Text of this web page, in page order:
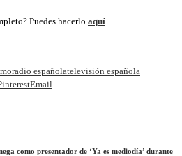
Puedes hacerlo aquí
radio españolatelevisión española
Email
como presentador de ‘Ya es mediodía’ durante